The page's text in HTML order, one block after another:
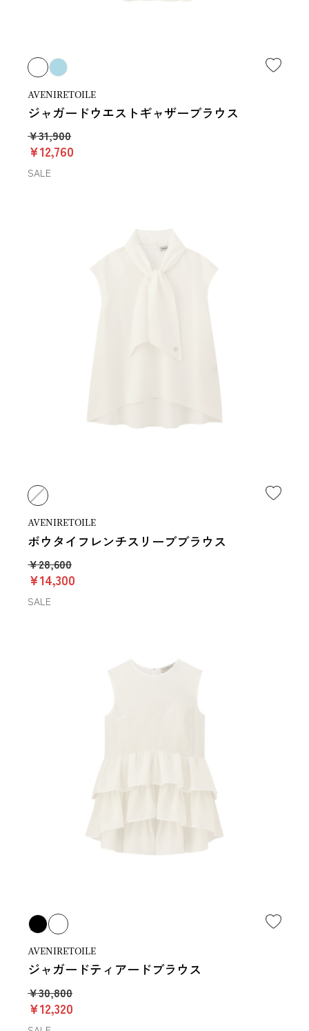
AVENIRETOILE
ジャガードウエストギャザーブラウス
￥31,900
￥12,760
SALE
AVENIRETOILE
ボウタイフレンチスリーブブラウス
￥28,600
￥14,300
SALE
AVENIRETOILE
ジャガードティアードブラウス
￥30,800
￥12,320